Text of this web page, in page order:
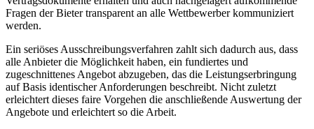
Fragen der Bieter transparent an alle Wettbewerber kommuniziert
werden.
Ein seriöses Ausschreibungsverfahren zahlt sich dadurch aus, dass
alle Anbieter die Möglichkeit haben, ein fundiertes und
zugeschnittenes Angebot abzugeben, das die Leistungserbringung
auf Basis identischer Anforderungen beschreibt. Nicht zuletzt
erleichtert dieses faire Vorgehen die anschließende Auswertung der
Angebote und erleichtert so die Arbeit.